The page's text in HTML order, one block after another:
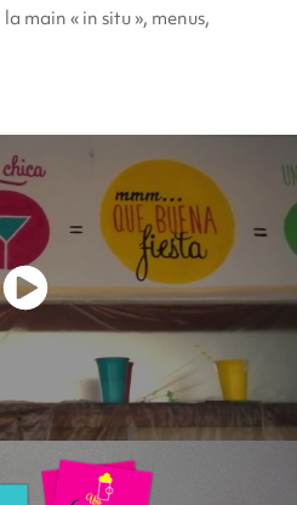
main « in situ », menus,